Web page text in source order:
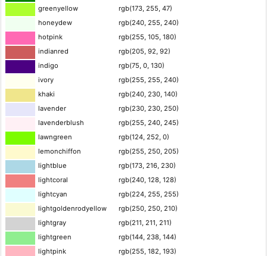
greenyellow
rgb(173, 255, 47)
honeydew
rgb(240, 255, 240)
hotpink
rgb(255, 105, 180)
indianred
rgb(205, 92, 92)
indigo
rgb(75, 0, 130)
ivory
rgb(255, 255, 240)
khaki
rgb(240, 230, 140)
lavender
rgb(230, 230, 250)
lavenderblush
rgb(255, 240, 245)
lawngreen
rgb(124, 252, 0)
lemonchiffon
rgb(255, 250, 205)
lightblue
rgb(173, 216, 230)
lightcoral
rgb(240, 128, 128)
lightcyan
rgb(224, 255, 255)
lightgoldenrodyellow
rgb(250, 250, 210)
lightgray
rgb(211, 211, 211)
lightgreen
rgb(144, 238, 144)
lightpink
rgb(255, 182, 193)